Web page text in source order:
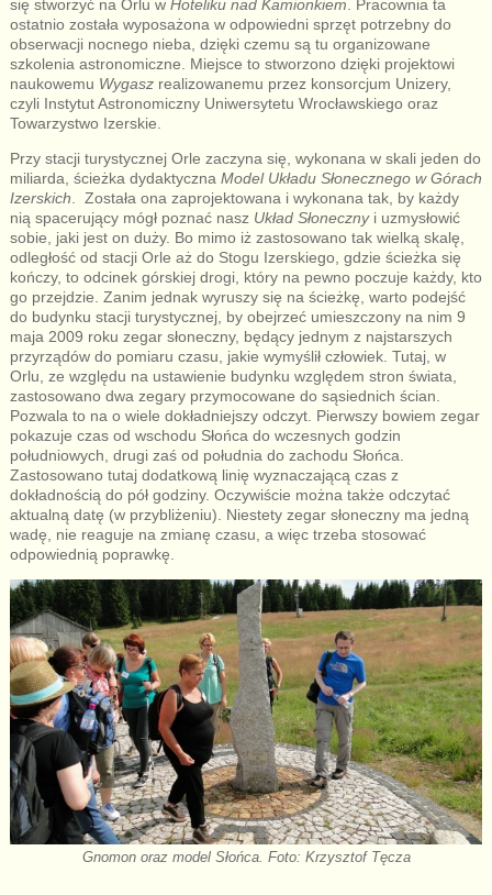
się stworzyć na Orlu w Hoteliku nad Kamionkiem . Pracownia ta
ostatnio została wyposażona w odpowiedni sprzęt potrzebny do
obserwacji nocnego nieba, dzięki czemu są tu organizowane
szkolenia astronomiczne. Miejsce to stworzono dzięki projektowi
naukowemu Wygaszrealizowanemu przez konsorcjum Unizery,
czyli Instytut Astronomiczny Uniwersytetu Wrocławskiego oraz
Towarzystwo Izerskie.
Przy stacji turystycznej Orle zaczyna się, wykonana w skali jeden do
miliarda, ścieżka dydaktyczna Model Układu Słonecznego w Górach
Izerskich . Została ona zaprojektowana i wykonana tak, by każdy
nią spacerujący mógł poznać nasz Układ Słonecznyi uzmysłowić
sobie, jaki jest on duży. Bo mimo iż zastosowano tak wielką skalę,
odległość od stacji Orle aż do Stogu Izerskiego, gdzie ścieżka się
kończy, to odcinek górskiej drogi, który na pewno poczuje każdy, kto
go przejdzie. Zanim jednak wyruszy się na ścieżkę, warto podejść
do budynku stacji turystycznej, by obejrzeć umieszczony na nim 9
maja 2009 roku zegar słoneczny, będący jednym z najstarszych
przyrządów do pomiaru czasu, jakie wymyślił człowiek. Tutaj, w
Orlu, ze względu na ustawienie budynku względem stron świata,
zastosowano dwa zegary przymocowane do sąsiednich ścian.
Pozwala to na o wiele dokładniejszy odczyt. Pierwszy bowiem zegar
pokazuje czas od wschodu Słońca do wczesnych godzin
południowych, drugi zaś od południa do zachodu Słońca.
Zastosowano tutaj dodatkową linię wyznaczającą czas z
dokładnością do pół godziny. Oczywiście można także odczytać
aktualną datę (w przybliżeniu). Niestety zegar słoneczny ma jedną
wadę, nie reaguje na zmianę czasu, a więc trzeba stosować
odpowiednią poprawkę.
Gnomon oraz model Słońca. Foto: Krzysztof Tęcza